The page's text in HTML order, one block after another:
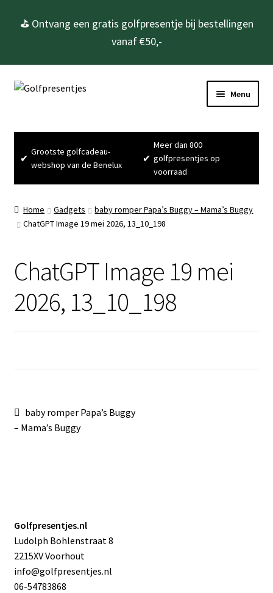
⛳ Ontvang een gratis golfpresentje bij bestellingen
vanaf €50,-
Ga
navigatie
Ga
inhoud
Menu
Golfcadeau’s
Golfbenodigdheden
Gadgets
Sale
✔
Grootste golfcadeau-
webshop van de Benelux
✔
Meer dan 800
golfpresentjes op
voorraad
Home Gadgets
baby romper Papa’s Buggy – Mama’s Buggy
ChatGPT Image 19 mei 2026, 13_10_198
ChatGPT Image 19 mei
2026, 13_10_198
Bericht
navigatie
Vorig
bericht:
baby romper Papa’s Buggy
– Mama’s Buggy
Golfpresentjes.nl
Ludolph Bohlenstraat 8
2215XV Voorhout
info@golfpresentjes.nl
06-54783868